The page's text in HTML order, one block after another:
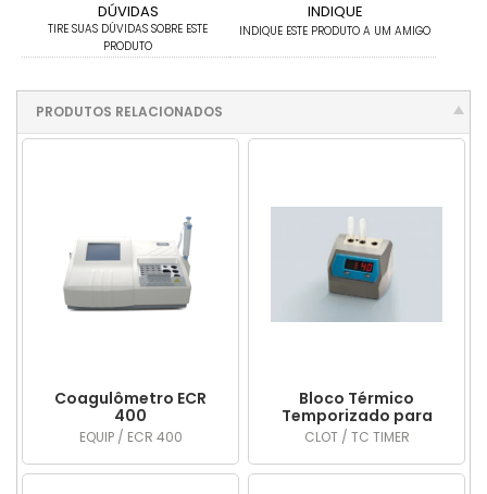
DÚVIDAS
TIRE SUAS DÚVIDAS SOBRE ESTE
PRODUTO
INDIQUE
INDIQUE ESTE PRODUTO A UM AMIGO
PRODUTOS RELACIONADOS
Coagulômetro ECR
400
EQUIP / ECR 400
Bloco Térmico
Temporizado para
Tempo de
Coagulação
CLOT / TC TIMER